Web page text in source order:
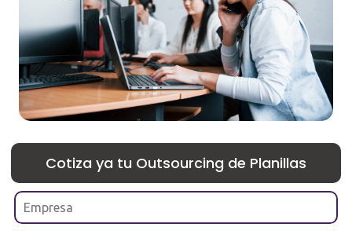
Cotiza ya tu Outsourcing de Planillas